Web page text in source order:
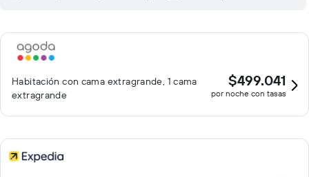
Habitación con cama extragrande, 1 cama
extragrande
$499.041
por noche con tasas